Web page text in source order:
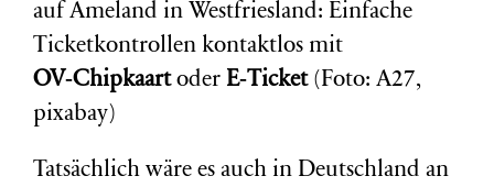
auf Ameland in Westfriesland: Einfache
Ticketkontrollen kontaktlos mit
OV‑Chipkaartoder E‑Ticket(Foto: A27,
pixabay)
Tatsächlich wäre es auch in Deutschland an